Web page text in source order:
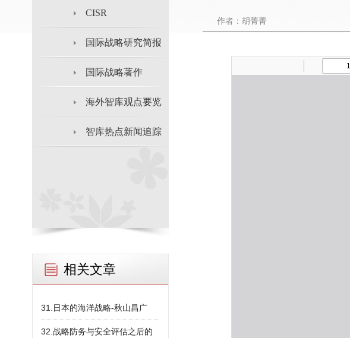
CISR
国际战略研究简报
国际战略著作
海外智库观点要览
智库热点新闻追踪
相关文章
31.日本的海洋战略-秋山昌广
32.战略防务与安全评估之后的
作者：胡菁菁